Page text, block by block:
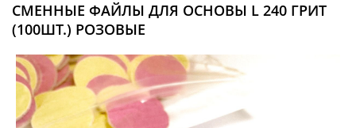
СМЕННЫЕ ФАЙЛЫ ДЛЯ ОСНОВЫ L 240 ГРИТ
(100ШТ.) РОЗОВЫЕ